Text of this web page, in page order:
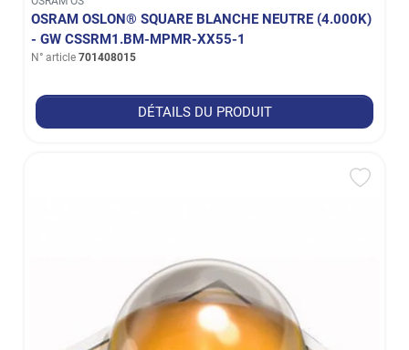
OSRAM OSLON® SQUARE BLANCHE NEUTRE (4.000K)
- GW CSSRM1.BM-MPMR-XX55-1
N° article 701408015
DÉTAILS DU PRODUIT